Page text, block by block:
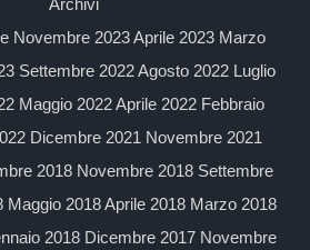
Novembre 2023 Aprile 2023 Marzo
Settembre 2022 Agosto 2022 Luglio
Maggio 2022 Aprile 2022 Febbraio
Dicembre 2021 Novembre 2021
2018 Novembre 2018 Settembre
Maggio 2018 Aprile 2018 Marzo 2018
2018 Dicembre 2017 Novembre